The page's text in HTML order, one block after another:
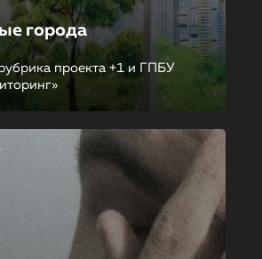
города
проекта +1 и ГПБУ